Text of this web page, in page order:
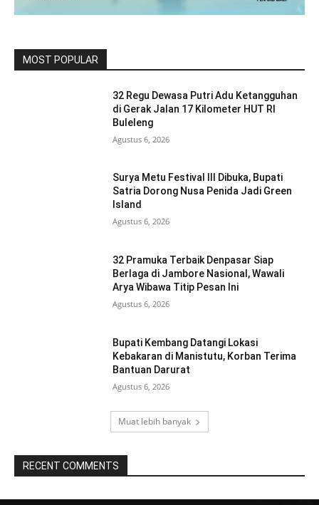
MOST POPULAR
32 Regu Dewasa Putri Adu Ketangguhan
di Gerak Jalan 17 Kilometer HUT RI
Buleleng
Agustus 6, 2026
Surya Metu Festival III Dibuka, Bupati
Satria Dorong Nusa Penida Jadi Green
Island
Agustus 6, 2026
32 Pramuka Terbaik Denpasar Siap
Berlaga di Jambore Nasional, Wawali
Arya Wibawa Titip Pesan Ini
Agustus 6, 2026
Bupati Kembang Datangi Lokasi
Kebakaran di Manistutu, Korban Terima
Bantuan Darurat
Agustus 6, 2026
Muat lebih banyak
RECENT COMMENTS